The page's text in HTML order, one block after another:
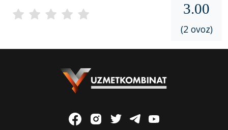
3.00
(2 ovoz)